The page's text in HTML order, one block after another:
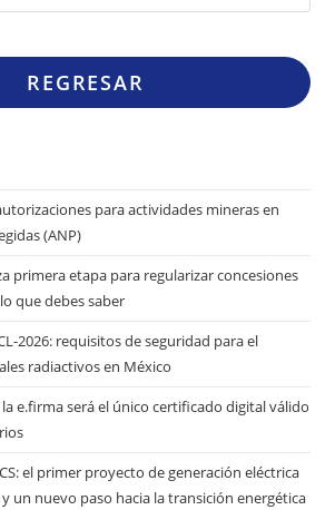
REGRESAR
para actividades mineras en
(ANP)
primera etapa para regularizar concesiones
que debes saber
2026: requisitos de seguridad para el
radiactivos en México
la e.firma será el único certificado digital válido
el primer proyecto de generación eléctrica
un nuevo paso hacia la transición energética